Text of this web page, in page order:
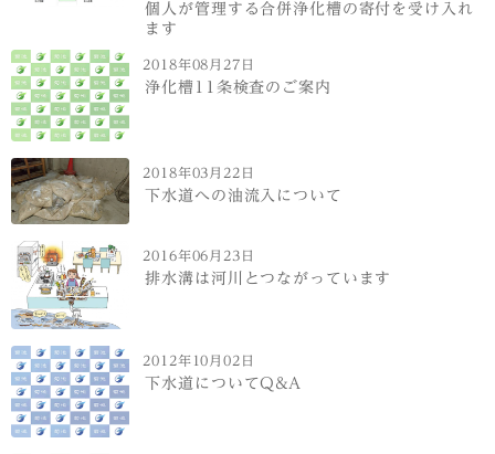
個人が管理する合併浄化槽の寄付を受け入れ
ます
2018年08月27日
浄化槽11条検査のご案内
2018年03月22日
下水道への油流入について
2016年06月23日
排水溝は河川とつながっています
2012年10月02日
下水道についてQ&A